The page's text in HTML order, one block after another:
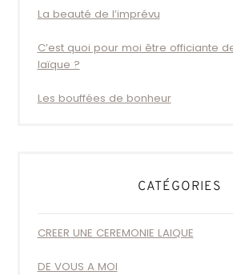
La beauté de l’imprévu
C’est quoi pour moi être officiante
laïque ?
Les bouffées de bonheur
CATÉGORIES
CREER UNE CEREMONIE LAIQUE
DE VOUS A MOI